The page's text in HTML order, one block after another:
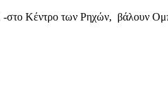
Κέντρο των Ρηχών, βάλουν